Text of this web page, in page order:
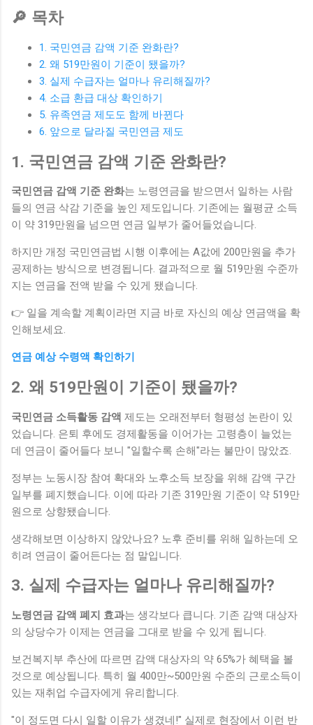
🔎 목차
1. 국민연금 감액 기준 완화란?
2. 왜 519만원이 기준이 됐을까?
3. 실제 수급자는 얼마나 유리해질까?
4. 소급 환급 대상 확인하기
5. 유족연금 제도도 함께 바뀐다
6. 앞으로 달라질 국민연금 제도
1. 국민연금 감액 기준 완화란?
국민연금 감액 기준 완화는 노령연금을 받으면서 일하는 사람
들의 연금 삭감 기준을 높인 제도입니다. 기존에는 월평균 소득
이 약 319만원을 넘으면 연금 일부가 줄어들었습니다.
하지만 개정 국민연금법 시행 이후에는 A값에 200만원을 추가
공제하는 방식으로 변경됩니다. 결과적으로 월 519만원 수준까
지는 연금을 전액 받을 수 있게 됐습니다.
👉 일을 계속할 계획이라면 지금 바로 자신의 예상 연금액을 확
인해보세요.
연금 예상 수령액 확인하기
2. 왜 519만원이 기준이 됐을까?
국민연금 소득활동 감액 제도는 오래전부터 형평성 논란이 있
었습니다. 은퇴 후에도 경제활동을 이어가는 고령층이 늘었는
데 연금이 줄어들다 보니 "일할수록 손해"라는 불만이 많았죠.
정부는 노동시장 참여 확대와 노후소득 보장을 위해 감액 구간
일부를 폐지했습니다. 이에 따라 기존 319만원 기준이 약 519만
원으로 상향됐습니다.
생각해보면 이상하지 않았나요? 노후 준비를 위해 일하는데 오
히려 연금이 줄어든다는 점 말입니다.
3. 실제 수급자는 얼마나 유리해질까?
노령연금 감액 폐지 효과는 생각보다 큽니다. 기존 감액 대상자
의 상당수가 이제는 연금을 그대로 받을 수 있게 됩니다.
보건복지부 추산에 따르면 감액 대상자의 약 65%가 혜택을 볼
것으로 예상됩니다. 특히 월 400만~500만원 수준의 근로소득이
있는 재취업 수급자에게 유리합니다.
"이 정도면 다시 일할 이유가 생겼네!" 실제로 현장에서 이런 반